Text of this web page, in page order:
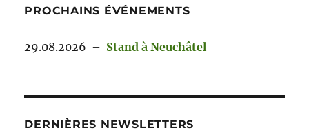
PROCHAINS ÉVÉNEMENTS
29.08.2026 – Stand à Neuchâtel
DERNIÈRES NEWSLETTERS